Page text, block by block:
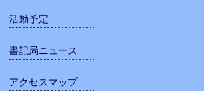
活動予定
書記局ニュース
アクセスマップ